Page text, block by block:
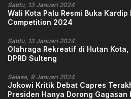
Sabtu, 13 Januari 2024
Wali Kota Palu Resmi Buka
Competition 2024
Sabtu, 13 Januari 2024
Olahraga Rekreatif di Hutan Kota,
DPRD Sulteng
Selasa, 9 Januari 2024
Jokowi Kritik Debat Capres
Presiden Hanya Dorong Gagasan